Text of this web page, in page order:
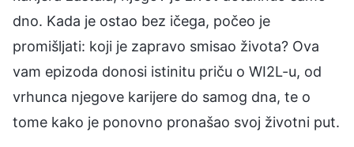
dno. Kada je ostao bez ičega, počeo je
promišljati: koji je zapravo smisao života? Ova
vam epizoda donosi istinitu priču o WI2L-u, od
vrhunca njegove karijere do samog dna, te o
tome kako je ponovno pronašao svoj životni put.